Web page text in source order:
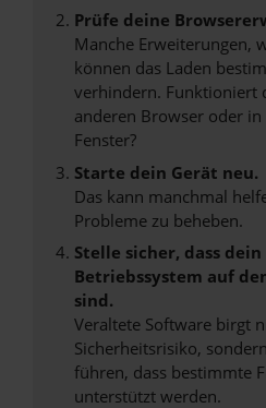
Prüfe deine
Manche Erweiterungen,
können das Laden
verhindern. Funktioniert
anderen Browser oder
Fenster?
Starte dein Gerät neu.
Das kann manchmal
Probleme zu beheben.
Stelle sicher, dass
Betriebssystem auf
sind.
Veraltete Software birgt
Sicherheitsrisiko,
führen, dass bestimmte
unterstützt werden.